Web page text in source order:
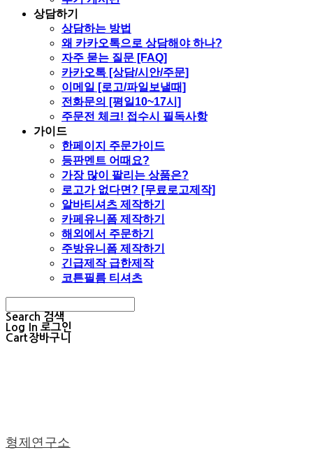
상담하기
상담하는 방법
왜 카카오톡으로 상담해야 하나?
자주 묻는 질문 [FAQ]
카카오톡 [상담/시안/주문]
이메일 [로고/파일보낼때]
전화문의 [평일10~17시]
주문전 체크! 접수시 필독사항
가이드
한페이지 주문가이드
등판멘트 어때요?
가장 많이 팔리는 상품은?
로고가 없다면? [무료로고제작]
알바티셔츠 제작하기
카페유니폼 제작하기
해외에서 주문하기
주방유니폼 제작하기
긴급제작 급한제작
코튼필름 티셔츠
Search 검색
Log In 로그인
Cart장바구니
형제연구소